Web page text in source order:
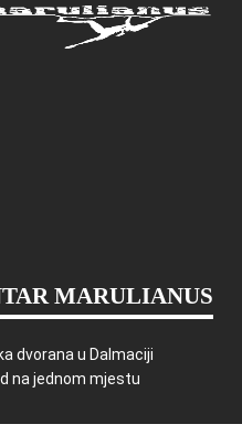
MARULIANUS
dvorana u Dalmaciji
na jednom mjestu